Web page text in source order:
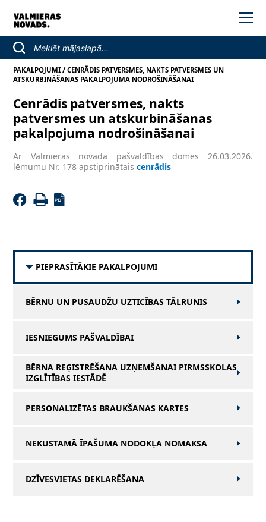
PAKALPOJUMI /CENRĀDIS PATVERSMES, NAKTS PATVERSMES UN
ATSKURBINĀŠANAS PAKALPOJUMA NODROŠINĀŠANAI
PIEPRASĪTĀKIE PAKALPOJUMI
BĒRNU UN PUSAUDŽU UZTICĪBAS TĀLRUNIS
IESNIEGUMS PAŠVALDĪBAI
BĒRNA REĢISTRĒŠANA UZŅEMŠANAI PIRMSSKOLAS
IZGLĪTĪBAS IESTĀDĒ
PERSONALIZĒTAS BRAUKŠANAS KARTES
NEKUSTAMĀ ĪPAŠUMA NODOKĻA NOMAKSA
DZĪVESVIETAS DEKLARĒŠANA
Cenrādis patversmes, nakts
patversmes un atskurbināšanas
pakalpojuma nodrošināšanai
Ar Valmieras novada pašvaldības domes 26.03.2026.
lēmumu Nr. 178 apstiprinātaiscenrādis